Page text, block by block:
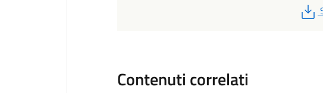
Contenuti correlati